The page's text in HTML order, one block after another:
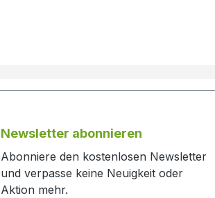
Newsletter abonnieren
Abonniere den kostenlosen Newsletter
und verpasse keine Neuigkeit oder
Aktion mehr.